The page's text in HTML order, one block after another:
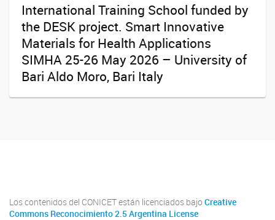
International Training School funded by
the DESK project. Smart Innovative
Materials for Health Applications
SIMHA 25-26 May 2026 – University of
Bari Aldo Moro, Bari Italy
Los contenidos del CONICET están licenciados bajo Creative
Commons Reconocimiento 2.5 Argentina License